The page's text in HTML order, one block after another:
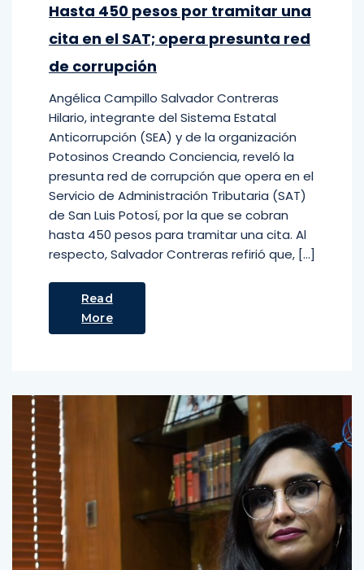
Hasta 450 pesos por tramitar una
cita en el SAT; opera presunta red
de corrupción
Angélica Campillo Salvador Contreras
Hilario, integrante del Sistema Estatal
Anticorrupción (SEA) y de la organización
Potosinos Creando Conciencia, reveló la
presunta red de corrupción que opera en el
Servicio de Administración Tributaria (SAT)
de San Luis Potosí, por la que se cobran
hasta 450 pesos para tramitar una cita. Al
respecto, Salvador Contreras refirió que, […]
Read
More